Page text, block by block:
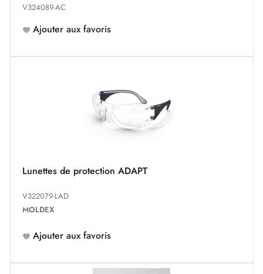
V324089-AC
Ajouter aux favoris
Lunettes de protection ADAPT
V322079-LAD
MOLDEX
Ajouter aux favoris